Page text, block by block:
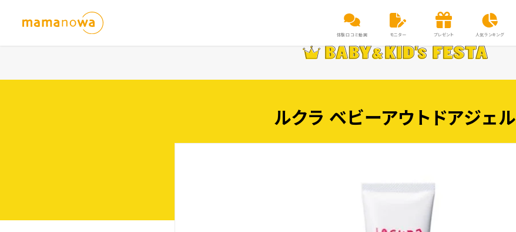
体験口コミ動画 モニター プレゼント 人気ランキング
ルクラ ベビーアウトドアジェル